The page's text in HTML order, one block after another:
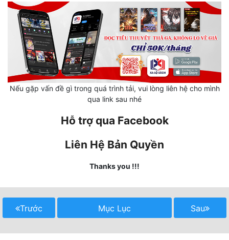
Đô Thị
Đông Phương
Đông Phương Huyền Huyễn
Đồng Nhân
Vô Địch Lưu
Xây Dựng Thế Lực
Nếu gặp vấn đề gì trong quá trình tải, vui lòng liên hệ cho mình
qua link sau nhé
Hỗ trợ qua Facebook
Liên Hệ Bản Quyền
Thanks you !!!
Trước Mục Lục Sau